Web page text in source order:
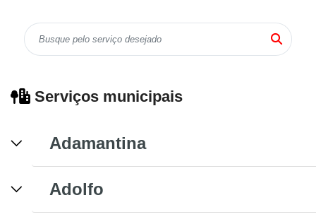
Serviços municipais
Adamantina
Adolfo